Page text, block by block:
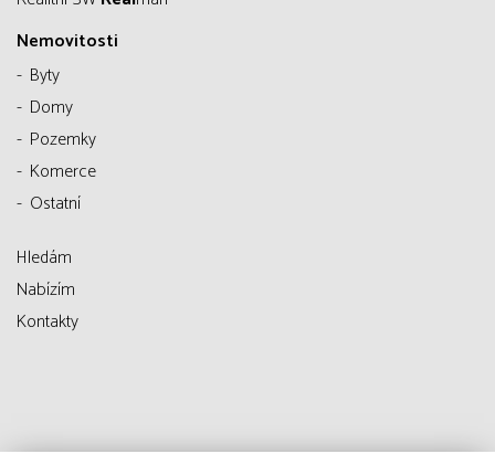
Nemovitosti
Byty
Domy
Pozemky
Komerce
Ostatní
Hledám
Nabízím
Kontakty